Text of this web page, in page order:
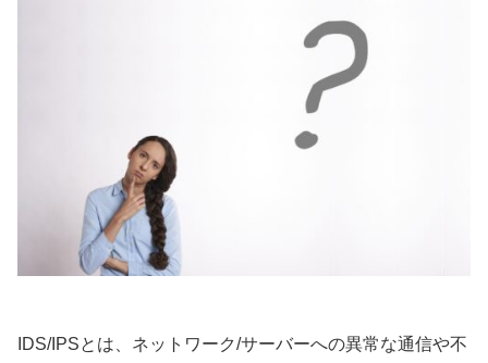
IDS/IPSとは、ネットワーク/サーバーへの異常な通信や不